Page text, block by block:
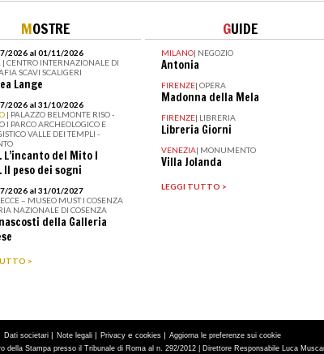
MOSTRE
2026 al 01/11/2026
| CENTRO INTERNAZIONALE DI
SCAVI SCALIGERI
Lange
2026 al 31/10/2026
| PALAZZO BELMONTE RISO -
I PARCO ARCHEOLOGICO E
VALLE DEI TEMPLI -
L’incanto del Mito I
Il peso dei sogni
2026 al 31/01/2027
– MUSEO MUST I COSENZA
NAZIONALE DI COSENZA
della Galleria
>
GUIDE
MILANO| NEGOZIO
Antonia
FIRENZE| OPERA
Madonna della Mela
FIRENZE| LIBRERIA
Libreria Giorni
VENEZIA| MONUMENTO
Villa Jolanda
LEGGI TUTTO >
Dati societari | Note legali | Privacy e cookies | Aggiorna le preferenze sui cookie
della Stampa presso il Tribunale di Roma al n. 292/2012 | Direttore Responsabile Luca